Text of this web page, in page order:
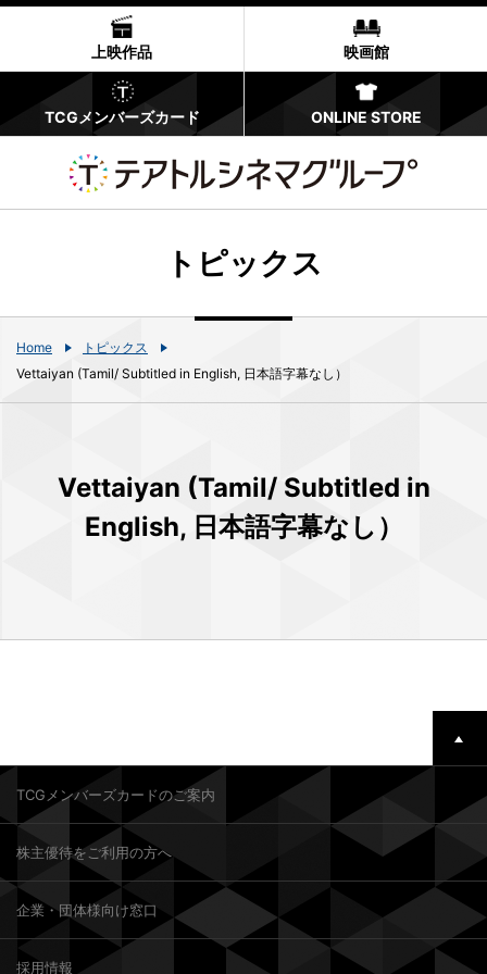
上映作品 映画館
TCGメンバーズカード ONLINE STORE
トピックス
Home
トピックス
Vettaiyan (Tamil/ Subtitled in English, 日本語字幕なし）
Vettaiyan (Tamil/ Subtitled in
English, 日本語字幕なし）
TCGメンバーズカードのご案内
株主優待をご利用の方へ
企業・団体様向け窓口
採用情報